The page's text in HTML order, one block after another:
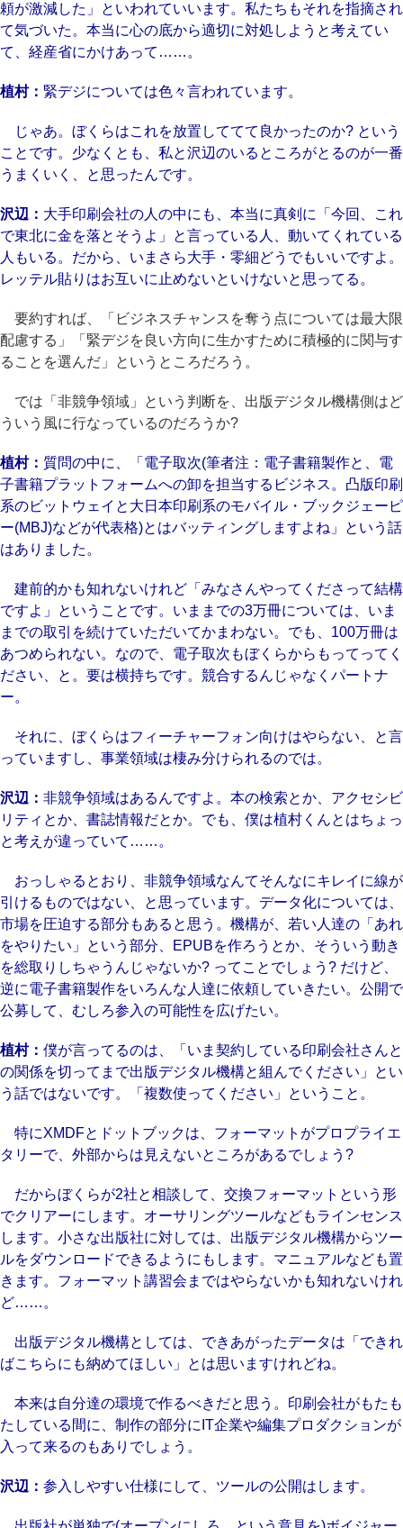
頼が激減した」といわれていいます。私たちもそれを指摘され
て気づいた。本当に心の底から適切に対処しようと考えてい
て、経産省にかけあって……。
植村： 緊デジについては色々言われています。
じゃあ。ぼくらはこれを放置しててて良かったのか? という
ことです。少なくとも、私と沢辺のいるところがとるのが一番
うまくいく、と思ったんです。
沢辺： 大手印刷会社の人の中にも、本当に真剣に「今回、これ
で東北に金を落とそうよ」と言っている人、動いてくれている
人もいる。だから、いまさら大手・零細どうでもいいですよ。
レッテル貼りはお互いに止めないといけないと思ってる。
要約すれば、「ビジネスチャンスを奪う点については最大限
配慮する」「緊デジを良い方向に生かすために積極的に関与す
ることを選んだ」というところだろう。
では「非競争領域」という判断を、出版デジタル機構側はど
ういう風に行なっているのだろうか?
植村： 質問の中に、「電子取次(筆者注：電子書籍製作と、電
子書籍プラットフォームへの卸を担当するビジネス。凸版印刷
系のビットウェイと大日本印刷系のモバイル・ブックジェーピ
ー(MBJ)などが代表格)とはバッティングしますよね」という話
はありました。
建前的かも知れないけれど「みなさんやってくださって結構
ですよ」ということです。いままでの3万冊については、いま
までの取引を続けていただいてかまわない。でも、100万冊は
あつめられない。なので、電子取次もぼくらからもってってく
ださい、と。要は横持ちです。競合するんじゃなくパートナ
ー。
それに、ぼくらはフィーチャーフォン向けはやらない、と言
っていますし、事業領域は棲み分けられるのでは。
沢辺： 非競争領域はあるんですよ。本の検索とか、アクセシビ
リティとか、書誌情報だとか。でも、僕は植村くんとはちょっ
と考えが違っていて……。
おっしゃるとおり、非競争領域なんてそんなにキレイに線が
引けるものではない、と思っています。データ化については、
市場を圧迫する部分もあると思う。機構が、若い人達の「あれ
をやりたい」という部分、EPUBを作ろうとか、そういう動き
を総取りしちゃうんじゃないか? ってことでしょう? だけど、
逆に電子書籍製作をいろんな人達に依頼していきたい。公開で
公募して、むしろ参入の可能性を広げたい。
植村： 僕が言ってるのは、「いま契約している印刷会社さんと
の関係を切ってまで出版デジタル機構と組んでください」とい
う話ではないです。「複数使ってください」ということ。
特にXMDFとドットブックは、フォーマットがプロプライエ
タリーで、外部からは見えないところがあるでしょう?
だからぼくらが2社と相談して、交換フォーマットという形
でクリアーにします。オーサリングツールなどもラインセンス
します。小さな出版社に対しては、出版デジタル機構からツー
ルをダウンロードできるようにもします。マニュアルなども置
きます。フォーマット講習会まではやらないかも知れないけれ
ど……。
出版デジタル機構としては、できあがったデータは「できれ
ばこちらにも納めてほしい」とは思いますけれどね。
本来は自分達の環境で作るべきだと思う。印刷会社がもたも
たしている間に、制作の部分にIT企業や編集プロダクションが
入って来るのもありでしょう。
沢辺： 参入しやすい仕様にして、ツールの公開はします。